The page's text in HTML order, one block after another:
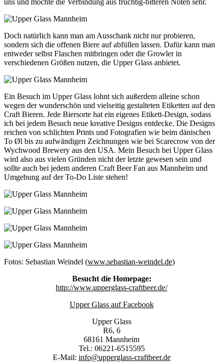
Doch natürlich kann man am Ausschank nicht nur probieren,
sondern sich die offenen Biere auf abfüllen lassen. Dafür kann man
entweder selbst Flaschen mitbringen oder die Growler in
verschiedenen Größen nutzen, die Upper Glass anbietet.
Ein Besuch im Upper Glass lohnt sich außerdem alleine schon
wegen der wunderschön und vielseitig gestalteten Etiketten auf den
Craft Bieren. Jede Biersorte hat ein eigenes Etikett-Design, sodass
ich bei jedem Besuch neue kreative Designs entdecke. Die Designs
reichen von schlichten Prints und Fotografien wie beim dänischen
To Øl bis zu aufwändigen Zeichnungen wie bei Scarecrow von der
Wychwood Brewery aus den USA. Mein Besuch bei Upper Glass
wird also aus vielen Gründen nicht der letzte gewesen sein und
sollte auch bei jedem anderen Craft Beer Fan aus Mannheim und
Umgebung auf der To-Do Liste stehen!
Fotos: Sebastian Weindel (www.sebastian-weindel.de)
Besucht die Homepage:
http://www.upperglass-craftbeer.de/
Upper Glass auf Facebook
Upper Glass
R6, 6
68161 Mannheim
Tel.: 06221-6515595
E-Mail: info@upperglass-craftbeer.de